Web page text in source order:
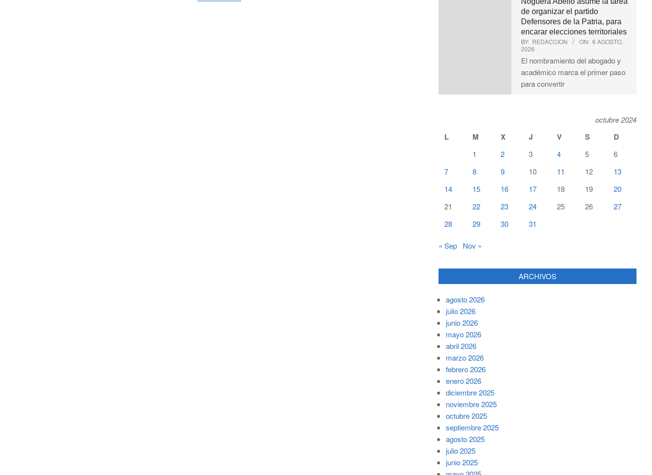
de organizar el partido
Defensores de la Patria, para
encarar elecciones territoriales
BY: REDACCION ON: 6 AGOSTO,
2026
El nombramiento del abogado y
académico marca el primer paso
para convertir
octubre 2024
L M X J V S D
1 2 3 4 5
6
7
8 9 10 11 12
13
14
15 16 17 18 19
20
21
22 23 24 25 26
27
28
29 30 31
« Sep Nov »
ARCHIVOS
agosto 2026
julio 2026
junio 2026
mayo 2026
abril 2026
marzo 2026
febrero 2026
enero 2026
diciembre 2025
noviembre 2025
octubre 2025
septiembre 2025
agosto 2025
julio 2025
junio 2025